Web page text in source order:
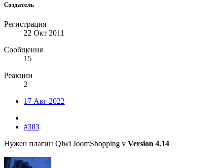
Создатель
Регистрация
22 Окт 2011
Сообщения
15
Реакции
2
17 Авг 2022
#383
Нужен плагин Qiwi JoomShopping v Version 4.14